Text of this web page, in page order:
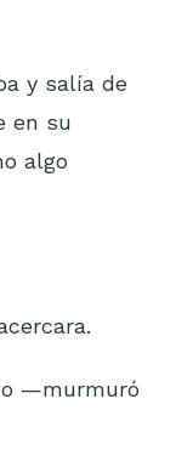
y salía de
en su
algo
—murmuró